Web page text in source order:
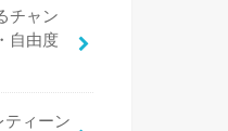
チャン
自由度
ティーン